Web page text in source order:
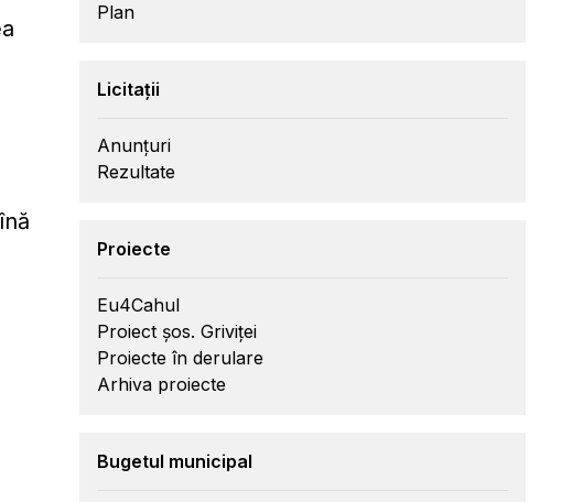
Plan
Licitații
Anunțuri
Rezultate
Proiecte
Eu4Cahul
Proiect șos. Griviței
Proiecte în derulare
Arhiva proiecte
Bugetul municipal